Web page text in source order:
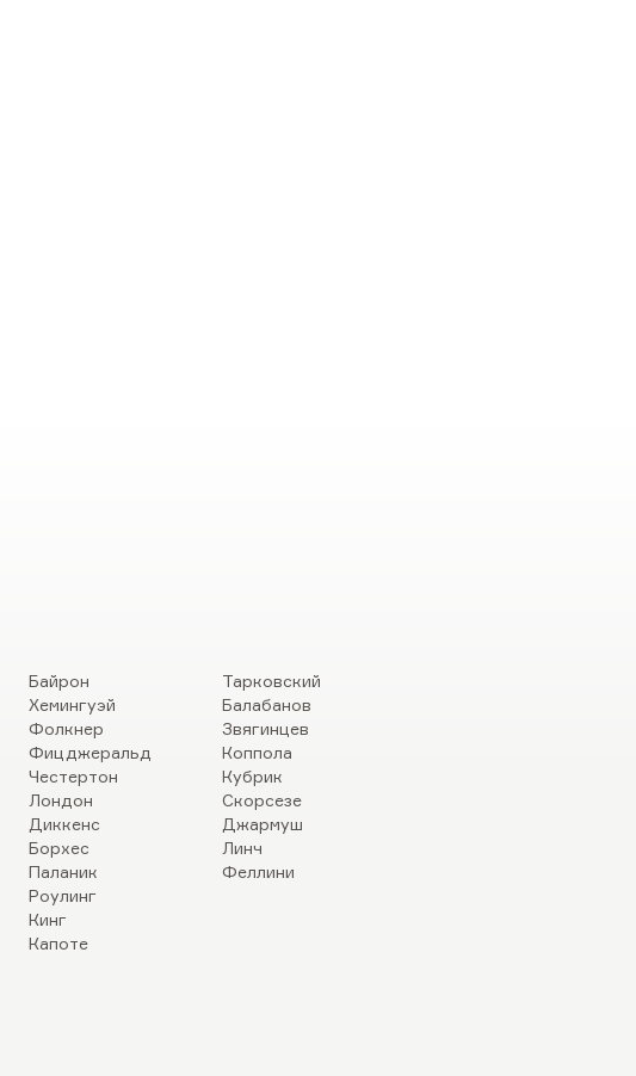
Байрон
Хемингуэй
Фолкнер
Фицджеральд
Честертон
Лондон
Диккенс
Борхес
Паланик
Роулинг
Кинг
Капоте
Тарковский
Балабанов
Звягинцев
Коппола
Кубрик
Скорсезе
Джармуш
Линч
Феллини